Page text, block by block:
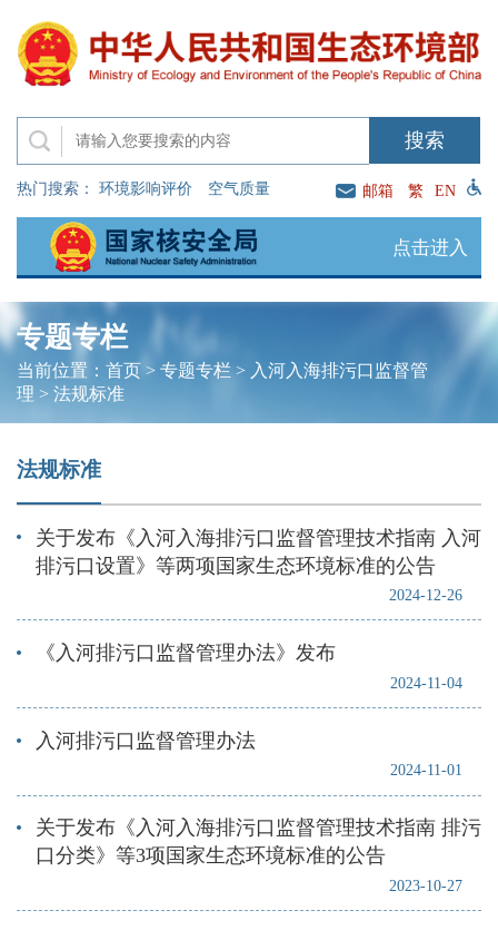
热门搜索： 环境影响评价 空气质量 邮箱 繁 EN
点击进入
专题专栏
当前位置： 首页> 专题专栏> 入河入海排污口监督管
理 > 法规标准
法规标准
2024-12-26
关于发布《入河入海排污口监督管理技术指南 入河
排污口设置》等两项国家生态环境标准的公告
2024-11-04
《入河排污口监督管理办法》发布
2024-11-01
入河排污口监督管理办法
2023-10-27
关于发布《入河入海排污口监督管理技术指南 排污
口分类》等3项国家生态环境标准的公告